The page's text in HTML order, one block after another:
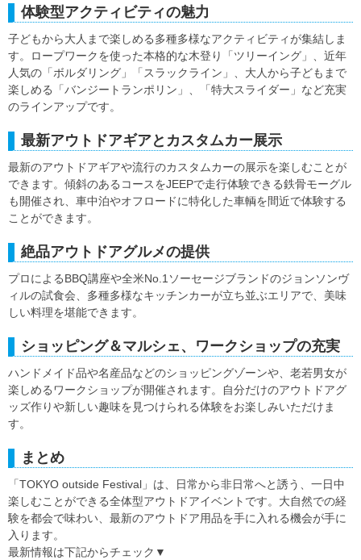
体験型アクティビティの魅力
子どもから大人まで楽しめる多種多様なアクティビティが集結しま
す。ロープワークを使った本格的な木登り「ツリーイング」、近年
人気の「ボルダリング」「スラックライン」、大人から子どもまで
楽しめる「バンジートランポリン」、「特大スライダー」など充実
のラインアップです。
最新アウトドアギアとカスタムカー展示
最新のアウトドアギアや流行のカスタムカーの展示を楽しむことが
できます。傾斜のあるコースをJEEPで走行体験できる鉄骨モーグル
も開催され、車中泊やオフロードに特化した車輌を間近で体験する
ことができます。
絶品アウトドアグルメの提供
プロによるBBQ講座や全米No.1ソーセージブランドのジョンソンヴ
ィルの試食会、多種多様なキッチンカーが立ち並ぶエリアで、美味
しい料理を堪能できます。
ショッピング＆マルシェ、ワークショップの充実
ハンドメイド品や名産品などのショッピングゾーンや、老若男女が
楽しめるワークショップが開催されます。自分だけのアウトドアグ
ッズ作りや新しい趣味を見つけられる体験をお楽しみいただけま
す。
まとめ
「TOKYO outside Festival」は、日常から非日常へと誘う、一日中
楽しむことができる全体型アウトドアイベントです。大自然での経
験を都会で味わい、最新のアウトドア用品を手に入れる機会が手に
入ります。
最新情報は下記からチェック▼